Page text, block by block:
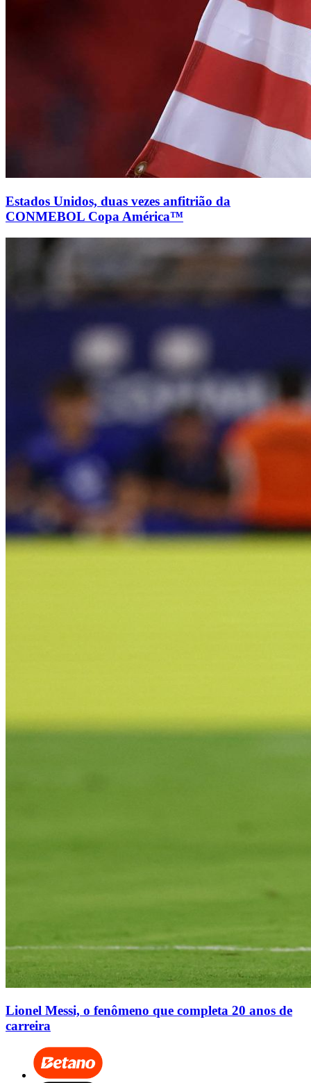
Estados Unidos, duas vezes anfitrião da
CONMEBOL Copa América™
Lionel Messi, o fenômeno que completa 20 anos de
carreira